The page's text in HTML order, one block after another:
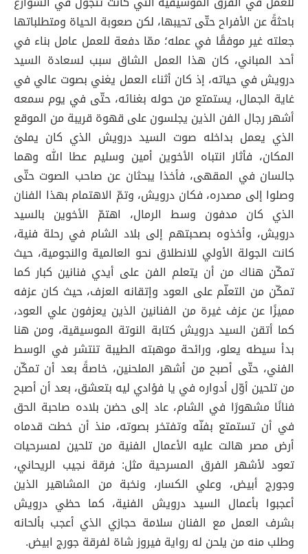
باحثةً عن الأفراح حتّى تحيبها، لكن صعوبة الحياة ومتطلباتها
جعلته غير موفقًا في عمله؛ ممّا دفعة للعمل عامل بناء في
أحد المباني، كان هذا العمل الشاق سبب لسعادة السيد
درويش في حياته، إذ كان أثناء العمل يغني بصوت عالي في
غاية الجمال، يستمتع من حوله بغنائه، حتّى في يوم سمعه
أشهر رجال الفن الذين يجلسون على قهوة قريبة من الموقع
الذي يعمل بداخله صوت السيد درويش الذي كان يملئ
المكان، فأثار انتباه الأخوين أمين وسليم عطا الله وهما
جالسان في المقهى، فأخذا يبحثان عن صاحب الصوت حتّى
وصلوا إلى مصدره، فكان درويش، وتمّ الاهتمام بهذا الفنان
الذي كان مدفون وسط الرمال، اهتمّ الأخوين بالسيد
درويش، وأخذوه بصحبتهم إلى بلاد الشام في رحلة فنية،
كانت الجولة الأولي للانطلاق نحو العالمية والنجومية، حيث
تمكّن هناك من أن يتعلم الفن على أيدي فنانين كبار كما
تمكّن من التعلّم على العود وإتقانه العزف، حيث كان عزفه
مميزًا عن عزف غيرة من الفنانين الذين يعزفون علي العود،
كما أتقن السيد درويش كتابة النوتة الموسيقية، ومن هنا
بدأ سيطه يعلو، ورائحة موهبته الطيبة تنتشر في الوسط
الفني، حتّى أصبح من أشهر الملحنين، خاصةً بعد أن تمكّن
من تلحين أوّل أدواره في يا فؤادي ليه بتعشق، بعد أن أصبح
فنانًا مشهورًا في الشام، عاد إلى حضن بلاده صاحبة الحق
في أن تستمتع بفنّه وتفتخر بصوته، منذ أن خطت قدماه
أرض مصر هالت عليه الأعمال الفنية من تلحين لمسرحيات
تعود لأشهر الفرق المسرحية مثل: فرقة نجيب الريحاني،
وجورج أبيض، وعلي الكسار، ونخبة من المشاهير الذين
أعجبوا بأعمال السيد درويش الفنية، كما حظي درويش
بشرف العمل مع الفنان سلامة حجازي الذي أعجب بألحانه
وطلب منه من يلحن له رواية فيروز شاة لفرقة جورج ابيض.